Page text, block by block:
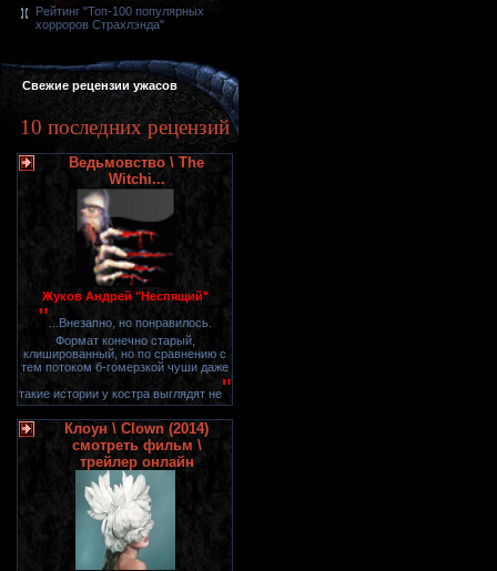
Рейтинг "Топ-100 популярных
хорроров Страхлэнда"
Свежие рецензии ужасов
10 последних рецензий
Ведьмовство \ The
Witchi...
Жуков Андрей "Неспящий"
" ...Внезапно, но понравилось.
Формат конечно старый,
клишированный, но по сравнению с
тем потоком б-гомерзкой чуши даже
такие истории у костра выглядят не"
Клоун \ Clown (2014)
смотреть фильм \
трейлер онлайн